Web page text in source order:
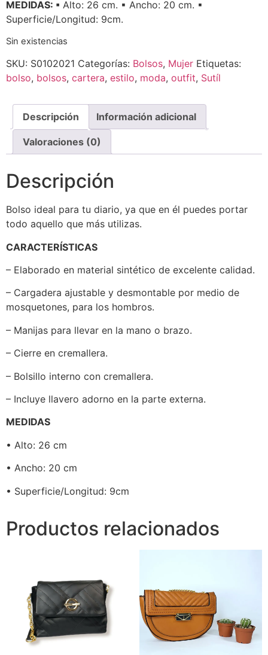
MEDIDAS: ▪︎ Alto: 26 cm. ▪︎ Ancho: 20 cm. ▪︎
Superficie/Longitud: 9cm.
Sin existencias
SKU: S0102021 Categorías: Bolsos, Mujer Etiquetas:
bolso, bolsos, cartera, estilo, moda, outfit, Sutíl
Descripción Información adicional
Valoraciones (0)
Descripción
Bolso ideal para tu diario, ya que en él puedes portar
todo aquello que más utilizas.
CARACTERÍSTICAS
– Elaborado en material sintético de excelente calidad.
– Cargadera ajustable y desmontable por medio de
mosquetones, para los hombros.
– Manijas para llevar en la mano o brazo.
– Cierre en cremallera.
– Bolsillo interno con cremallera.
– Incluye llavero adorno en la parte externa.
MEDIDAS
• Alto: 26 cm
• Ancho: 20 cm
• Superficie/Longitud: 9cm
Productos relacionados